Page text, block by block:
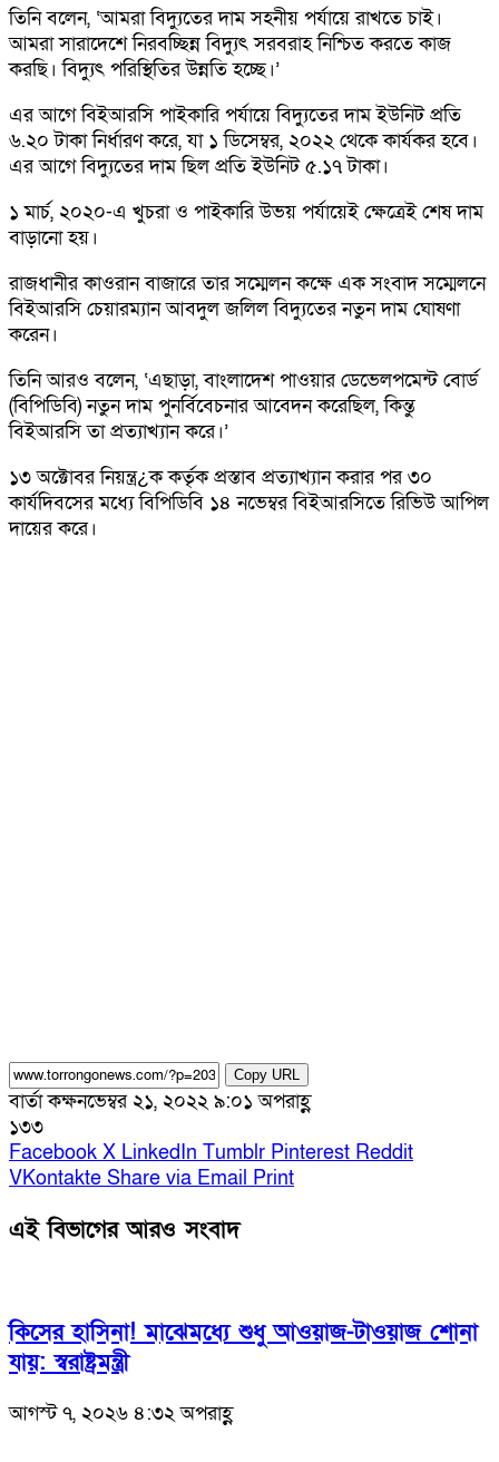
তিনি বলেন, ‘আমরা বিদ্যুতের দাম সহনীয় পর্যায়ে রাখতে চাই।
আমরা সারাদেশে নিরবচ্ছিন্ন বিদ্যুৎ সরবরাহ নিশ্চিত করতে কাজ
করছি। বিদ্যুৎ পরিস্থিতির উন্নতি হচ্ছে।’
এর আগে বিইআরসি পাইকারি পর্যায়ে বিদ্যুতের দাম ইউনিট প্রতি
৬.২০ টাকা নির্ধারণ করে, যা ১ ডিসেম্বর, ২০২২ থেকে কার্যকর হবে।
এর আগে বিদ্যুতের দাম ছিল প্রতি ইউনিট ৫.১৭ টাকা।
১ মার্চ, ২০২০-এ খুচরা ও পাইকারি উভয় পর্যায়েই ক্ষেত্রেই শেষ দাম
বাড়ানো হয়।
রাজধানীর কাওরান বাজারে তার সম্মেলন কক্ষে এক সংবাদ সম্মেলনে
বিইআরসি চেয়ারম্যান আবদুল জলিল বিদ্যুতের নতুন দাম ঘোষণা
করেন।
তিনি আরও বলেন, ‘এছাড়া, বাংলাদেশ পাওয়ার ডেভেলপমেন্ট বোর্ড
(বিপিডিবি) নতুন দাম পুনর্বিবেচনার আবেদন করেছিল, কিন্তু
বিইআরসি তা প্রত্যাখ্যান করে।’
১৩ অক্টোবর নিয়ন্ত্র¿ক কর্তৃক প্রস্তাব প্রত্যাখ্যান করার পর ৩০
কার্যদিবসের মধ্যে বিপিডিবি ১৪ নভেম্বর বিইআরসিতে রিভিউ আপিল
দায়ের করে।
Copy URL
বার্তা কক্ষনভেম্বর ২১, ২০২২ ৯:০১ অপরাহ্ণ
১৩৩
Facebook X LinkedIn Tumblr Pinterest Reddit
VKontakte Share via Email Print
এই বিভাগের আরও সংবাদ
কিসের হাসিনা! মাঝেমধ্যে শুধু আওয়াজ-টাওয়াজ শোনা
যায়: স্বরাষ্ট্রমন্ত্রী
আগস্ট ৭, ২০২৬ ৪:৩২ অপরাহ্ণ